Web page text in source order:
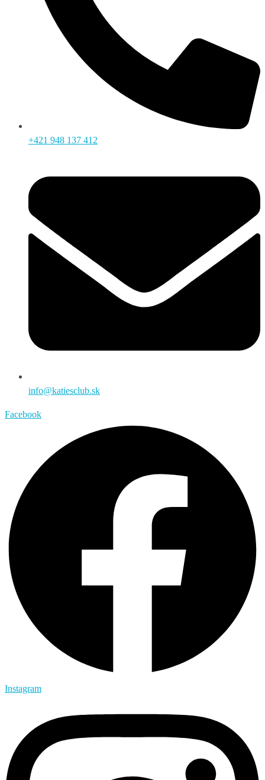
+421 948 137 412
info@katiesclub.sk
Facebook
Instagram